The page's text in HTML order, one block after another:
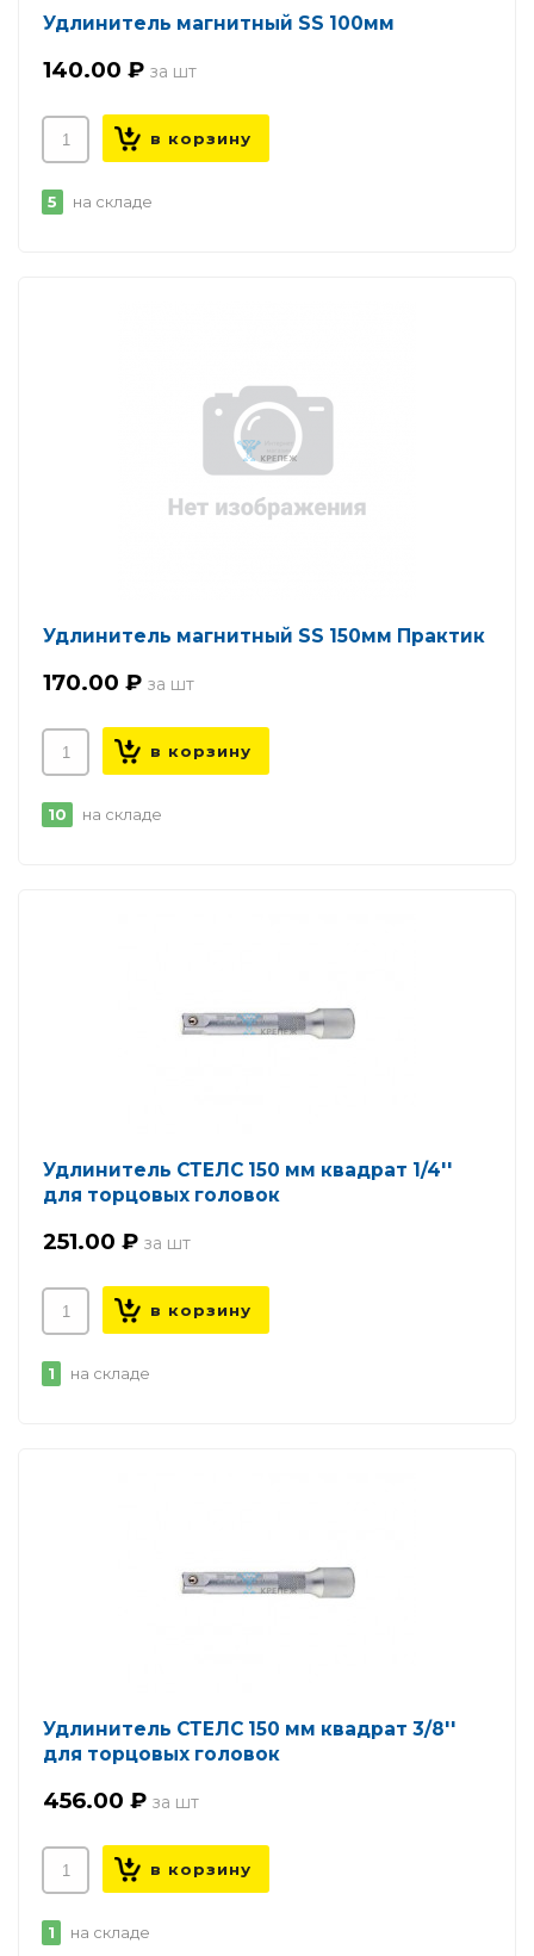
Удлинитель магнитный SS 100мм
140.00 ₽
5 на складе
Удлинитель магнитный SS 150мм Практик
170.00 ₽
10 на складе
Удлинитель СТЕЛС 150 мм квадрат 1/4''
для торцовых головок
251.00 ₽
1 на складе
Удлинитель СТЕЛС 150 мм квадрат 3/8''
для торцовых головок
456.00 ₽
1 на складе